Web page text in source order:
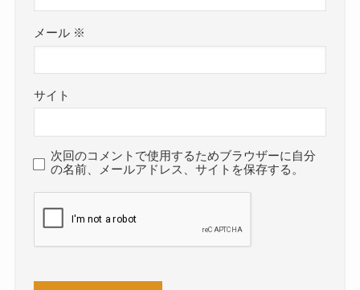
メール ※
サイト
次回のコメントで使用するためブラウザーに自分
の名前、メールアドレス、サイトを保存する。